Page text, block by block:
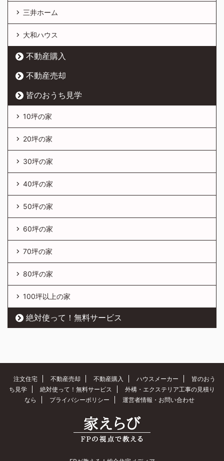
三井ホーム
大和ハウス
不動産購入
不動産売却
皆のおうち見学
10坪の家
20坪の家
30坪の家
40坪の家
50坪の家
60坪の家
70坪の家
80坪の家
100坪以上の家
絶対使って！無料サービス
注文住宅 不動産売却 不動産購入 ハウスメーカー
皆のおう
ち見学
絶対使って！無料サービス
外構・エクステリア工事の見積り
なら
プライバシーポリシー 運営者情報・お問い合わせ